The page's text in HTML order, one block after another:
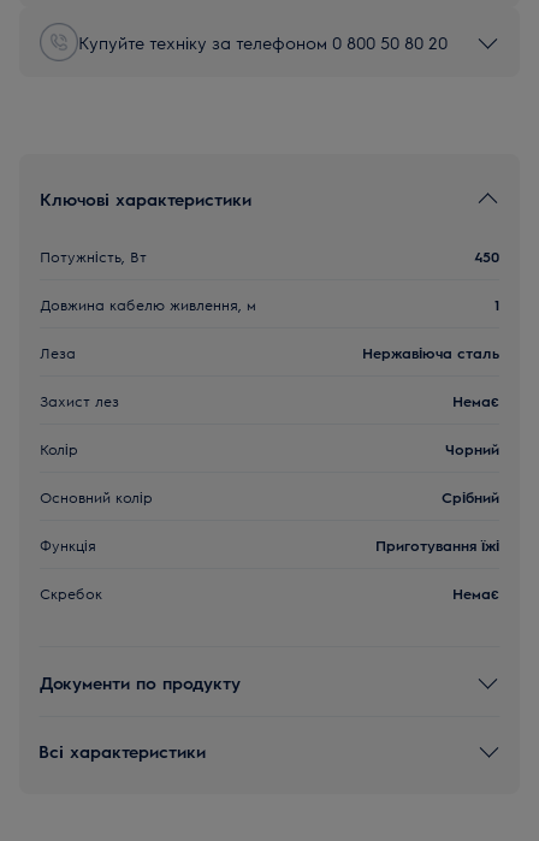
Купуйте техніку за телефоном 0 800 50 80 20
Ключові характеристики
Потужність, Вт 450
Довжина кабелю живлення, м 1
Леза Нержавіюча сталь
Захист лез Немає
Колір Чорний
Основний колір Срібний
Функція Приготування їжі
Скребок Немає
Документи по продукту
Всі характеристики